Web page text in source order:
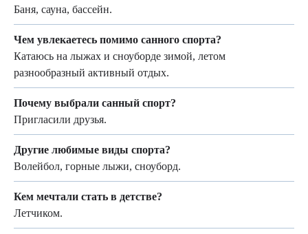
Баня, сауна, бассейн.
Чем увлекаетесь помимо санного спорта?
Катаюсь на лыжах и сноуборде зимой, летом
разнообразный активный отдых.
Почему выбрали санный спорт?
Пригласили друзья.
Другие любимые виды спорта?
Волейбол, горные лыжи, сноуборд.
Кем мечтали стать в детстве?
Летчиком.